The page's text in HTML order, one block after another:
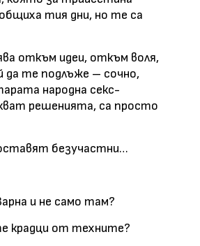
тия дни, но те са
откъм идеи, откъм воля,
да те подлъже – сочно,
народна секс-
решенията, са просто
безучастни…
и не само там?
крадци от техните?